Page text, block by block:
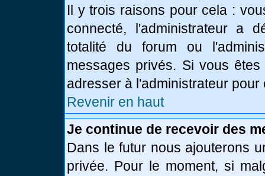
Il y trois raisons pour cela :
connecté, l'administrateur a
totalité du forum ou
messages privés. Si vous
adresser à l'administrateur
Revenir en haut
Je continue de recevoir des
Dans le futur nous ajouterons
privée. Pour le moment, si